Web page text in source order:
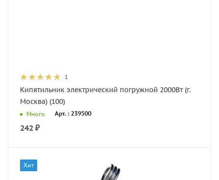
1
Кипятильник электрический погружной 2000Вт (г.
Москва) (100)
Много Арт. : 239500
242 ₽
Хит